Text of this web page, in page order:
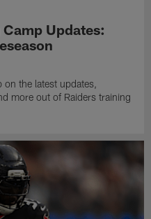
Updates:
on the latest updates,
more out of Raiders training